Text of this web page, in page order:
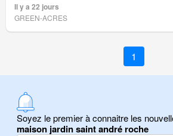
Il y a 22 jours
GREEN-ACRES
1
Soyez le premier à connaitre les
maison jardin saint andré roche